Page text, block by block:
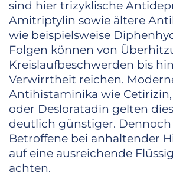
sind hier trizyklische
Amitriptylin sowie ältere
wie beispielsweise
Folgen können von
Kreislaufbeschwerden bis
Verwirrtheit reichen.
Antihistaminika wie
oder Desloratadin gelten
deutlich günstiger. Dennoch
Betroffene bei anhaltender
auf eine ausreichende
achten.